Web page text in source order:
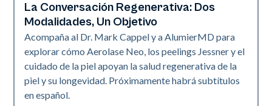
Neo Elite
La Conversación Regenerativa: Dos
Modalidades, Un Objetivo
Acompaña al Dr. Mark Cappel y a AlumierMD para
explorar cómo Aerolase Neo, los peelings Jessner y el
cuidado de la piel apoyan la salud regenerativa de la
piel y su longevidad. Próximamente habrá subtítulos
en español.